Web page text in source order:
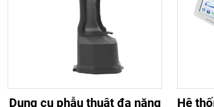
Dụng cụ phẫu thuật đa năng
Hệ